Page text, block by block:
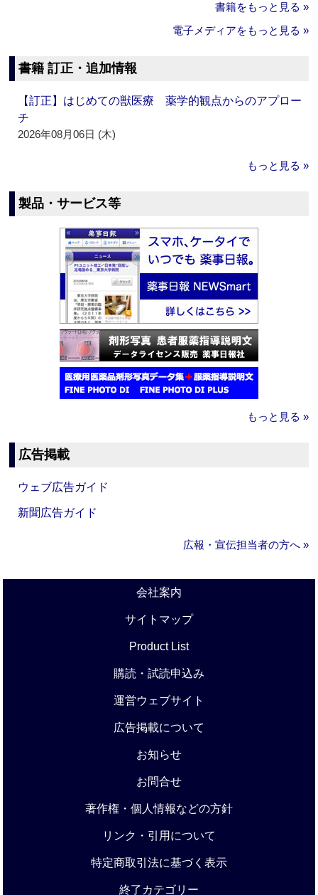
書籍をもっと見る »
電子メディアをもっと見る »
書籍 訂正・追加情報
【訂正】はじめての獣医療 薬学的観点からのアプロー
チ
2026年08月06日 (木)
もっと見る »
製品・サービス等
もっと見る »
広告掲載
ウェブ広告ガイド
新聞広告ガイド
広報・宣伝担当者の方へ »
会社案内
サイトマップ
Product List
購読・試読申込み
運営ウェブサイト
広告掲載について
お知らせ
お問合せ
著作権・個人情報などの方針
リンク・引用について
特定商取引法に基づく表示
終了カテゴリー